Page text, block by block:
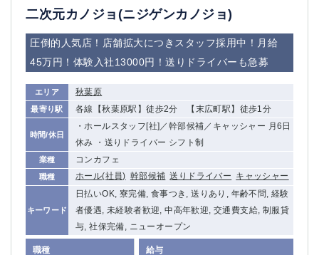
二次元カノジョ(ニジゲンカノジョ)
圧倒的人気店！店舗拡大につきスタッフ採用中！月給
45万円！体験入社13000円！送りドライバーも急募
エリア 秋葉原
最寄り駅 各線【秋葉原駅】徒歩2分 【末広町駅】徒歩1分
時間/休日
・ホールスタッフ[社]／幹部候補／キャッシャー 月6日
休み ・送りドライバー シフト制
業種 コンカフェ
職種 ホール(社員) 幹部候補 送りドライバー キャッシャー
キーワード
日払いOK, 寮完備, 食事つき, 送りあり, 年齢不問, 経験
者優遇, 未経験者歓迎, 中高年歓迎, 交通費支給, 制服貸
与, 社保完備, ニューオープン
職種 給与
所沢
熊谷
春日部
川口
蕨
千葉県
船橋
津田沼
成田
千葉
西船橋
柏（西口）
木更津
柏（東口）
下総中山
茂原
松戸
八千代台
本八幡
東金
浦安